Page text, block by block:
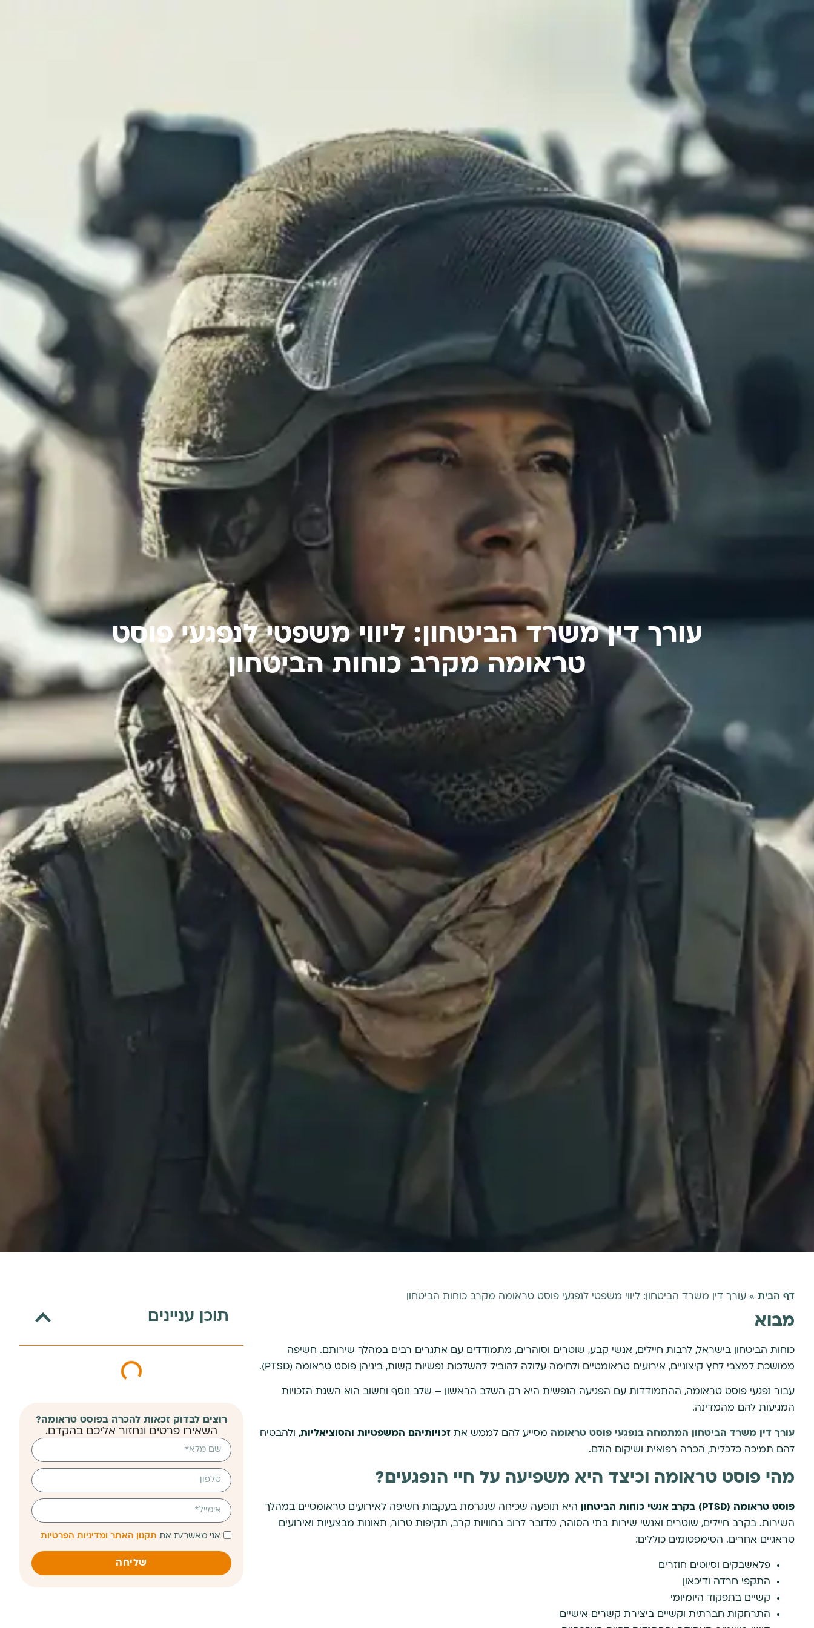
דף הבית
עורך דין משרד הביטחון: ליווי משפטי לנפגעי פוסט
טראומה מקרב כוחות הביטחון
תוכן עניינים
רוצים לבדוק זכאות להכרה בפוסט טראומה?
השאירו פרטים ונחזור אליכם בהקדם.
אני מאשר/ת את תקנון האתר ומדיניות הפרטיות
שליחה
דף הבית » עורך דין משרד הביטחון: ליווי משפטי לנפגעי פוסט טראומה מקרב כוחות הביטחון
מבוא
כוחות הביטחון בישראל, לרבות חיילים, אנשי קבע, שוטרים וסוהרים, מתמודדים עם אתגרים רבים במהלך שירותם. חשיפה
ממושכת למצבי לחץ קיצוניים, אירועים טראומטיים ולחימה עלולה להוביל להשלכות נפשיות קשות, ביניהן פוסט טראומה (PTSD).
עבור נפגעי פוסט טראומה, ההתמודדות עם הפגיעה הנפשית היא רק השלב הראשון – שלב נוסף וחשוב הוא השגת הזכויות
המגיעות להם מהמדינה.
עורך דין משרד הביטחון המתמחה בנפגעי פוסט טראומה מסייע להם לממש את זכויותיהם המשפטיות והסוציאליות, ולהבטיח
להם תמיכה כלכלית, הכרה רפואית ושיקום הולם.
מהי פוסט טראומה וכיצד היא משפיעה על חיי הנפגעים?
פוסט טראומה (PTSD) בקרב אנשי כוחות הביטחון
היא תופעה שכיחה שנגרמת בעקבות חשיפה לאירועים טראומטיים במהלך
השירות. בקרב חיילים, שוטרים ואנשי שירות בתי הסוהר, מדובר לרוב בחוויות קרב, תקיפות טרור, תאונות מבצעיות ואירועים
טראגיים אחרים. הסימפטומים כוללים:
פלאשבקים וסיוטים חוזרים
התקפי חרדה ודיכאון
קשיים בתפקוד היומיומי
התרחקות חברתית וקשיים ביצירת קשרים אישיים